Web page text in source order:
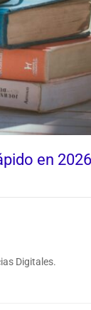
en 2026
Digitales.